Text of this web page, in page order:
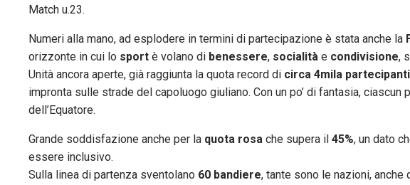
Match u.23.
Numeri alla mano, ad esplodere in termini di partecipazione è stata anche la
orizzonte in cui lo sport è volano di benessere, socialità e condivisione,
Unità ancora aperte, già raggiunta la quota record di circa 4mila partecipanti
impronta sulle strade del capoluogo giuliano. Con un po’ di fantasia,
dell’Equatore.
Grande soddisfazione anche per la quota rosa che supera il 45%, un dato
essere inclusivo.
Sulla linea di partenza sventolano 60 bandiere, tante sono le nazioni,